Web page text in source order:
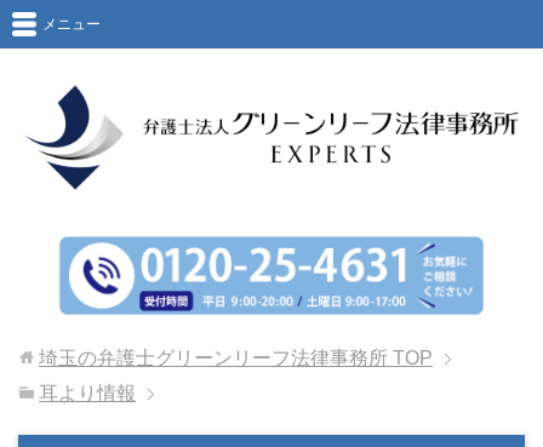
メニュー
埼玉の弁護士グリーンリーフ法律事務所 TOP
耳より情報